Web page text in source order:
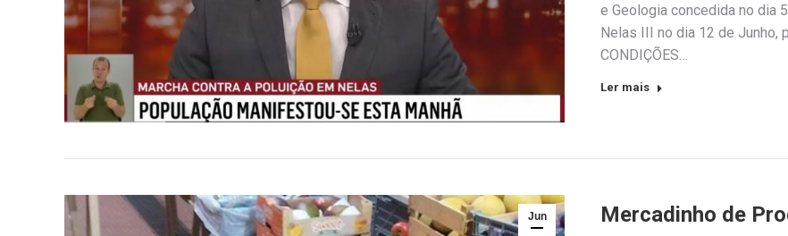
e Geologia concedida no dia
Nelas III no dia 12 de Junho,
CONDIÇÕES…
Ler mais
Jun Mercadinho de